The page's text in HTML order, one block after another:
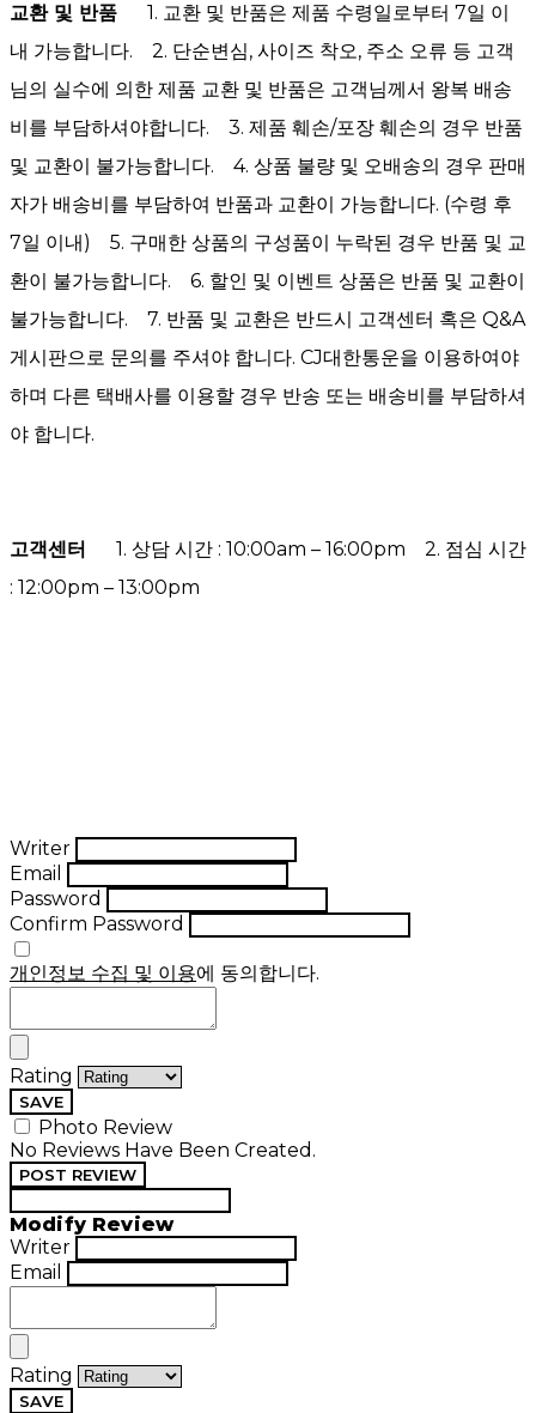
교환 및 반품 1. 교환 및 반품은 제품 수령일로부터 7일 이
내 가능합니다. 2. 단순변심, 사이즈 착오, 주소 오류 등 고객
님의 실수에 의한 제품 교환 및 반품은 고객님께서 왕복 배송
비를 부담하셔야합니다. 3. 제품 훼손/포장 훼손의 경우 반품
및 교환이 불가능합니다. 4. 상품 불량 및 오배송의 경우 판매
자가 배송비를 부담하여 반품과 교환이 가능합니다. (수령 후
7일 이내) 5. 구매한 상품의 구성품이 누락된 경우 반품 및 교
환이 불가능합니다. 6. 할인 및 이벤트 상품은 반품 및 교환이
불가능합니다. 7. 반품 및 교환은 반드시 고객센터 혹은 Q&A
게시판으로 문의를 주셔야 합니다. CJ대한통운을 이용하여야
하며 다른 택배사를 이용할 경우 반송 또는 배송비를 부담하셔
야 합니다.
고객센터 1. 상담 시간 : 10:00am – 16:00pm 2. 점심 시간
: 12:00pm – 13:00pm
Writer
Email
Password
Confirm Password
개인정보 수집 및 이용에 동의합니다.
Rating
SAVE
Photo Review
No Reviews Have Been Created.
POST REVIEW
Modify Review
Writer
Email
Rating
SAVE